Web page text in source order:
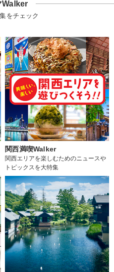
Walker
をチェック
関西満喫Walker
関西エリアを楽しむためのニュースや
トピックスを大特集